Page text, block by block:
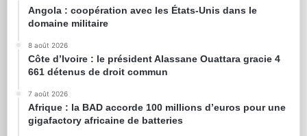
Angola : coopération avec les États-Unis dans le
domaine militaire
8 août 2026
Côte d’Ivoire : le président Alassane Ouattara gracie 4
661 détenus de droit commun
7 août 2026
Afrique : la BAD accorde 100 millions d’euros pour une
gigafactory africaine de batteries